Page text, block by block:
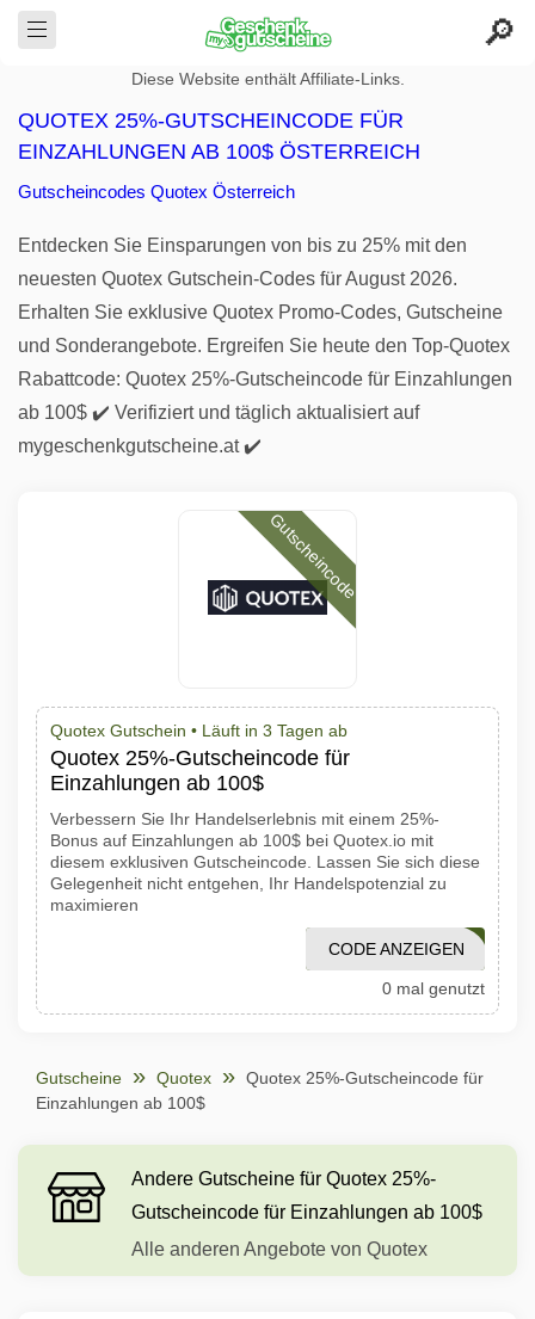
Diese Website enthält Affiliate-Links.
QUOTEX 25%-GUTSCHEINCODE FÜR
EINZAHLUNGEN AB 100$ ÖSTERREICH
Gutscheincodes Quotex Österreich
Entdecken Sie Einsparungen von bis zu 25% mit den
neuesten Quotex Gutschein-Codes für August 2026.
Erhalten Sie exklusive Quotex Promo-Codes, Gutscheine
und Sonderangebote. Ergreifen Sie heute den Top-Quotex
Rabattcode: Quotex 25%-Gutscheincode für Einzahlungen
ab 100$ ✔️ Verifiziert und täglich aktualisiert auf
mygeschenkgutscheine.at ✔️
Gutscheincode
Quotex Gutschein • Läuft in 3 Tagen ab
Quotex 25%-Gutscheincode für
Einzahlungen ab 100$
Verbessern Sie Ihr Handelserlebnis mit einem 25%-
Bonus auf Einzahlungen ab 100$ bei Quotex.io mit
diesem exklusiven Gutscheincode. Lassen Sie sich diese
Gelegenheit nicht entgehen, Ihr Handelspotenzial zu
maximieren
1001PROMO
CODE ANZEIGEN
0 mal genutzt
Gutscheine Quotex
Quotex 25%-Gutscheincode für
Einzahlungen ab 100$
Andere Gutscheine für Quotex 25%-
Gutscheincode für Einzahlungen ab 100$
Alle anderen Angebote von Quotex